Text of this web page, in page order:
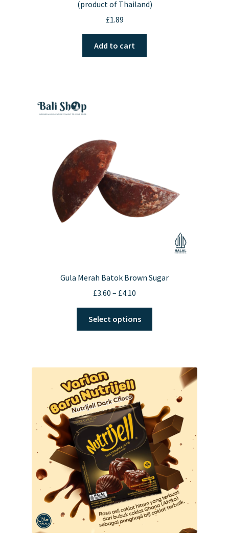
(product of Thailand)
£1.89
Add to cart
Gula Merah Batok Brown Sugar
£3.60 – £4.10
range:
£3.60
through
Select options
options
may
be
chosen
on
the
product
page